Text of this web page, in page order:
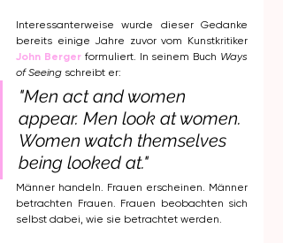
Interessanterweise wurde dieser Gedanke
John Berger formuliert. In seinem Buch Ways
of Seeing schreibt er:
"Men act and women
appear. Men look at women.
Women watch themselves
being looked at."
Männer handeln. Frauen erscheinen. Männer
betrachten Frauen. Frauen beobachten sich
selbst dabei, wie sie betrachtet werden.